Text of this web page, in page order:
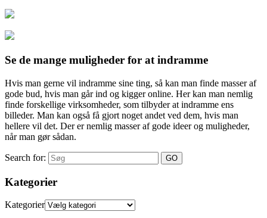
Se de mange muligheder for at indramme
Hvis man gerne vil indramme sine ting, så kan man finde masser af
gode bud, hvis man går ind og kigger online. Her kan man nemlig
finde forskellige virksomheder, som tilbyder at indramme ens
billeder. Man kan også få gjort noget andet ved dem, hvis man
hellere vil det. Der er nemlig masser af gode ideer og muligheder,
når man gør sådan.
Search for:
Kategorier
Kategorier